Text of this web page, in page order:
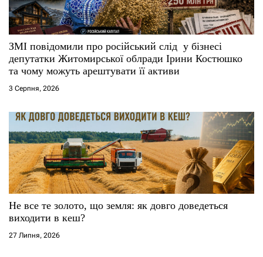
с
і
в
ЗМІ повідомили про російський слід у бізнесі
депутатки Житомирської облради Ірини Костюшко
та чому можуть арештувати її активи
3 Серпня, 2026
Не все те золото, що земля: як довго доведеться
виходити в кеш?
27 Липня, 2026